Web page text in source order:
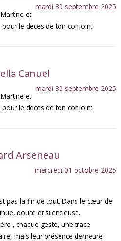
mardi 30 septembre 2025
et
le deces de ton conjoint.
Canuel
mardi 30 septembre 2025
et
le deces de ton conjoint.
Arseneau
mercredi 01 octobre 2025
pas la fin de tout. Dans le cœur de
douce et silencieuse.
, chaque geste, une trace
mais leur présence demeure